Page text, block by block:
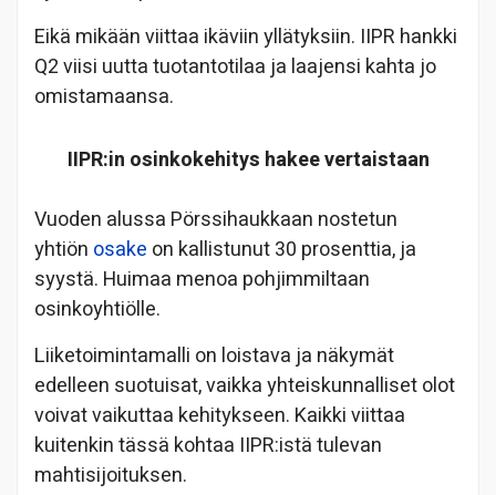
Eikä mikään viittaa ikäviin yllätyksiin. IIPR hankki
Q2 viisi uutta tuotantotilaa ja laajensi kahta jo
omistamaansa.
IIPR:in osinkokehitys hakee vertaistaan
Vuoden alussa Pörssihaukkaan nostetun
yhtiön osake on kallistunut 30 prosenttia, ja
syystä. Huimaa menoa pohjimmiltaan
osinkoyhtiölle.
Liiketoimintamalli on loistava ja näkymät
edelleen suotuisat, vaikka yhteiskunnalliset olot
voivat vaikuttaa kehitykseen. Kaikki viittaa
kuitenkin tässä kohtaa IIPR:istä tulevan
mahtisijoituksen.